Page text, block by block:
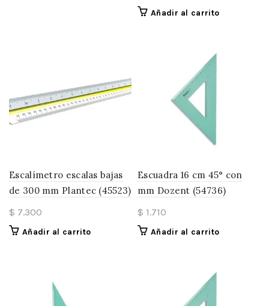
Añadir al carrito
Escalímetro escalas bajas
de 300 mm Plantec (45523)
$ 7.300
Añadir al carrito
Escuadra 16 cm 45° con
mm Dozent (54736)
$ 1.710
Añadir al carrito